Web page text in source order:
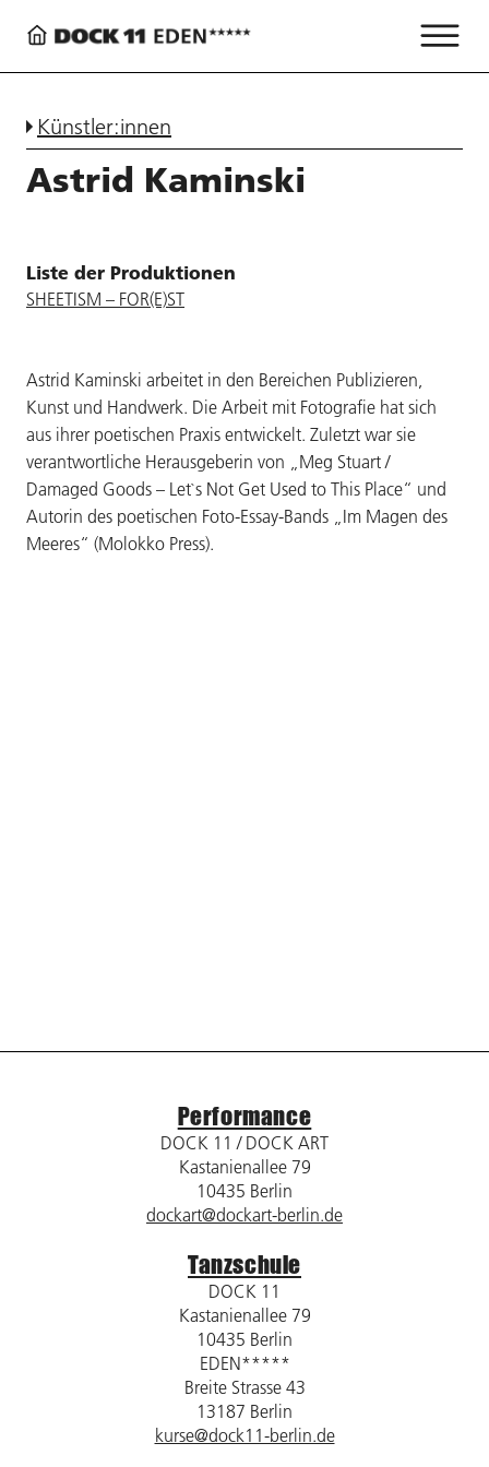
Künstler:innen
Astrid Kaminski
Liste der Produktionen
SHEETISM – FOR(E)ST
Astrid Kaminski arbeitet in den Bereichen Publizieren,
Kunst und Handwerk. Die Arbeit mit Fotografie hat sich
aus ihrer poetischen Praxis entwickelt. Zuletzt war sie
verantwortliche Herausgeberin von „Meg Stuart /
Damaged Goods – Let`s Not Get Used to This Place“ und
Autorin des poetischen Foto-Essay-Bands „Im Magen des
Meeres“ (Molokko Press).
Performance
DOCK 11 / DOCK ART
Kastanienallee 79
10435 Berlin
dockart@dockart-berlin.de
Tanzschule
DOCK 11
Kastanienallee 79
10435 Berlin
EDEN*****
Breite Strasse 43
13187 Berlin
kurse@dock11-berlin.de